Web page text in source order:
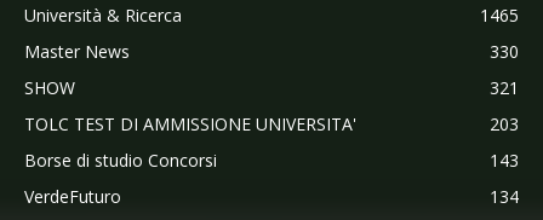
Università & Ricerca
1465
Master News
330
SHOW
321
TOLC TEST DI AMMISSIONE UNIVERSITA'
203
Borse di studio Concorsi
143
VerdeFuturo
134